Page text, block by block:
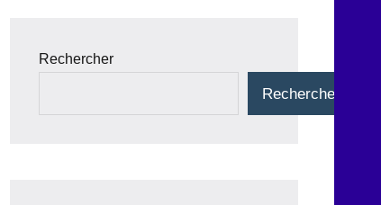
Rechercher
Rechercher